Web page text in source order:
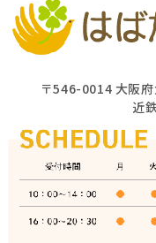
〒546-0014 大阪
近